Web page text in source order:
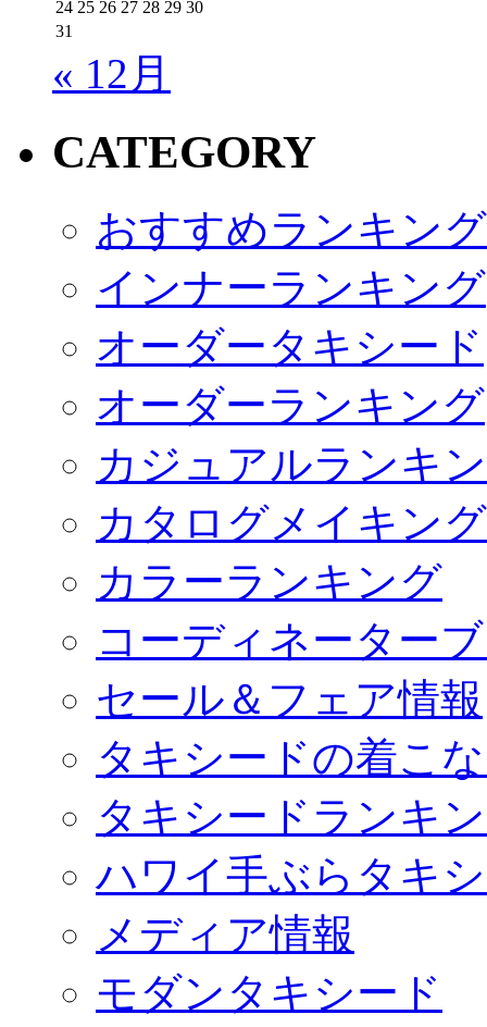
24 25 26 27 28 29 30
31
« 12月
CATEGORY
おすすめランキング
インナーランキング
オーダータキシード
オーダーランキング
カジュアルランキ
カタログメイキング
カラーランキング
コーディネーター
セール＆フェア情報
タキシードの着こ
タキシードランキ
ハワイ手ぶらタキ
メディア情報
モダンタキシード